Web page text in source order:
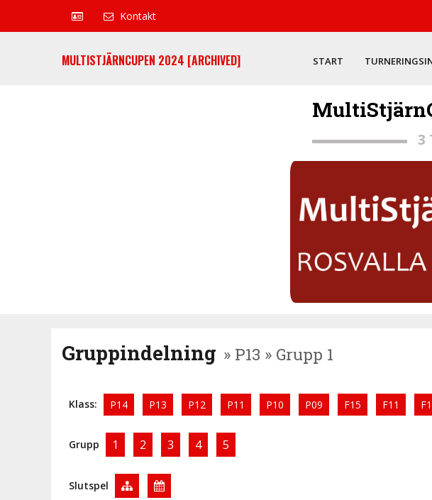
Kontakt
MULTISTJÄRNCUPEN 2024 [ARCHIVED] START
3
Gruppindelning » P13 » Grupp 1
Klass: P14 P13 P12 P11 P10 P09 F15 F11
Grupp 1 2 3 4 5
Slutspel